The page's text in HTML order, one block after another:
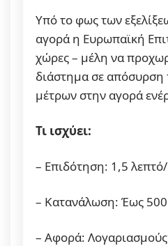
Υπό το φως των
αγορά η Ευρωπαϊκή
χώρες – μέλη να
διάστημα σε απόσυρση
μέτρων στην αγορά
Τι ισχύει:
– Επιδότηση: 1,5
– Κατανάλωση: Έως
– Αφορά: